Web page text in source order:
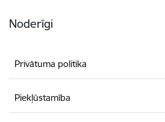
Noderīgi
Privātuma politika
Piekļūstamība